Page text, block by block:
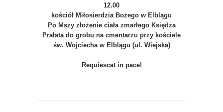
12.00
kościół Miłosierdzia Bożego w Elblągu
Po Mszy złożenie ciała zmarłego Księdza
Prałata do grobu na cmentarzu przy kościele
św. Wojciecha w Elblągu (ul. Wiejska)
Requiescat in pace!